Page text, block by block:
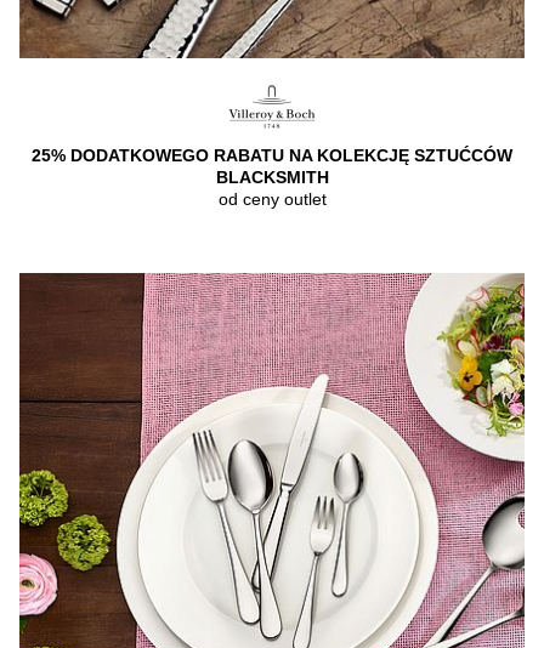
25% DODATKOWEGO RABATU NA KOLEKCJĘ SZTUĆCÓW
BLACKSMITH
od ceny outlet